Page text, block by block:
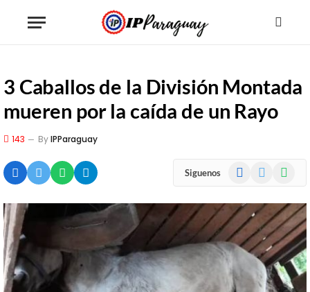
3 Caballos de la División Montada
mueren por la caída de un Rayo
143 ByIPParaguay
Siguenos Facebook